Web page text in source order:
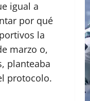
igual a
por qué
la
marzo o,
planteaba
protocolo.